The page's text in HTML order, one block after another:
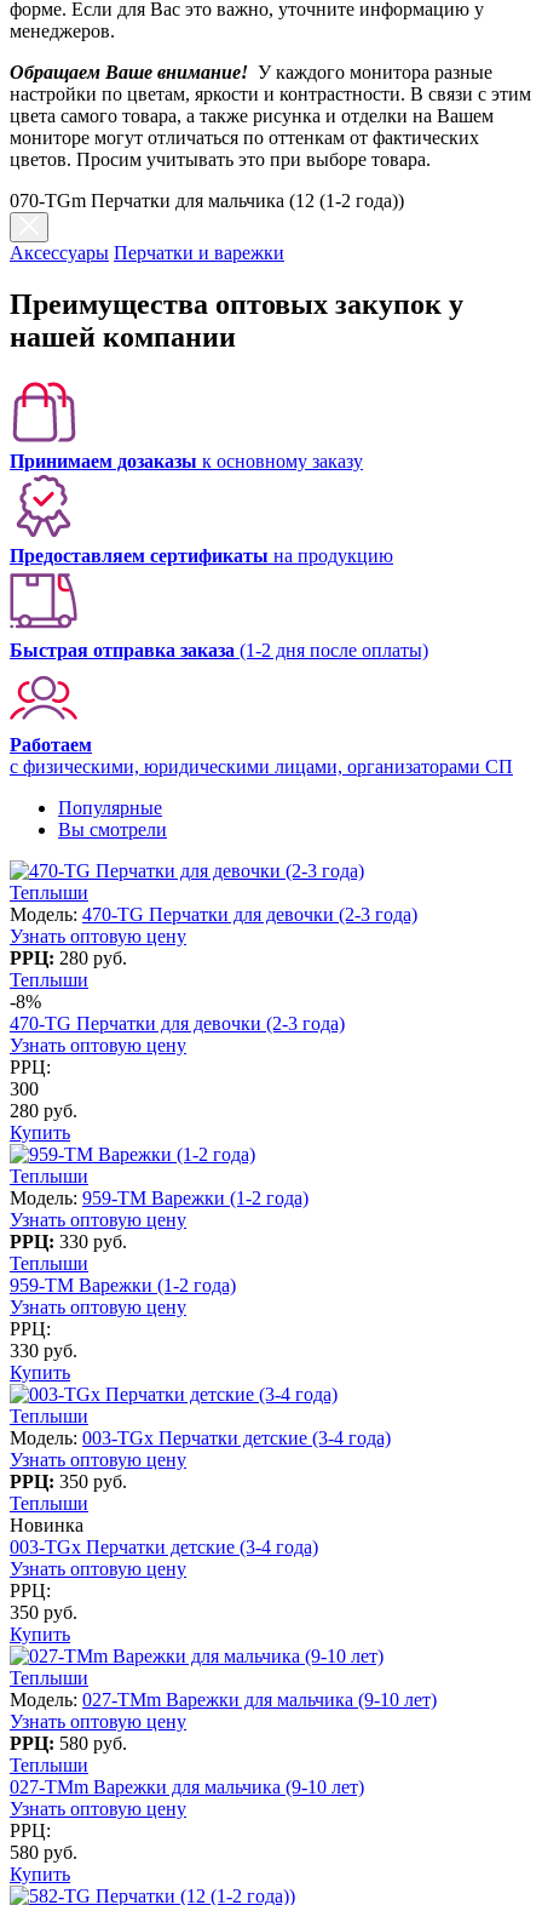
форме. Если для Вас это важно, уточните информацию у
менеджеров.
Обращаем Ваше внимание! У каждого монитора разные
настройки по цветам, яркости и контрастности. В связи с этим
цвета самого товара, а также рисунка и отделки на Вашем
мониторе могут отличаться по оттенкам от фактических
цветов. Просим учитывать это при выборе товара.
070-TGm Перчатки для мальчика (12 (1-2 года))
Аксессуары Перчатки и варежки
Преимущества оптовых закупок у
нашей компании
Принимаем дозаказы к основному заказу
Предоставляем сертификаты на продукцию
Быстрая отправка заказа (1-2 дня после оплаты)
Работаем
с физическими, юридическими лицами, организаторами СП
Популярные
Вы смотрели
Теплыши
Модель: 470-TG Перчатки для девочки (2-3 года)
Узнать оптовую цену
РРЦ: 280 руб.
Теплыши
-8%
470-TG Перчатки для девочки (2-3 года)
Узнать оптовую цену
РРЦ:
300
280 руб.
Купить
Теплыши
Модель: 959-TM Варежки (1-2 года)
Узнать оптовую цену
РРЦ: 330 руб.
Теплыши
959-TM Варежки (1-2 года)
Узнать оптовую цену
РРЦ:
330 руб.
Купить
Теплыши
Модель: 003-TGx Перчатки детские (3-4 года)
Узнать оптовую цену
РРЦ: 350 руб.
Теплыши
Новинка
003-TGx Перчатки детские (3-4 года)
Узнать оптовую цену
РРЦ:
350 руб.
Купить
Теплыши
Модель: 027-TMm Варежки для мальчика (9-10 лет)
Узнать оптовую цену
РРЦ: 580 руб.
Теплыши
027-TMm Варежки для мальчика (9-10 лет)
Узнать оптовую цену
РРЦ:
580 руб.
Купить